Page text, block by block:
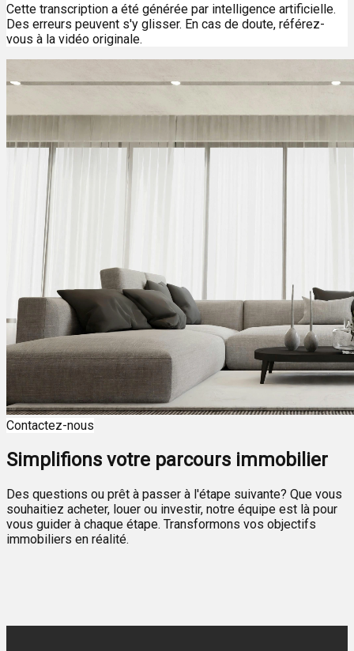
Cette transcription a été générée par intelligence artificielle.
Des erreurs peuvent s'y glisser. En cas de doute, référez-
vous à la vidéo originale.
Contactez-nous
Simplifions votre parcours immobilier
Des questions ou prêt à passer à l'étape suivante? Que vous
souhaitiez acheter, louer ou investir, notre équipe est là pour
vous guider à chaque étape. Transformons vos objectifs
immobiliers en réalité.